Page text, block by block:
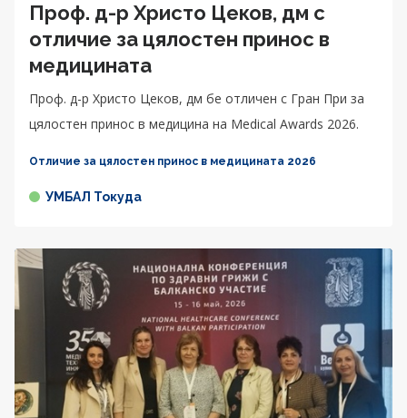
Проф. д-р Христо Цеков, дм с
отличие за цялостен принос в
медицината
Проф. д-р Христо Цеков, дм бе отличен с Гран При за
цялостен принос в медицина на Medical Awards 2026.
Отличие за цялостен принос в медицината 2026
УМБАЛ Токуда